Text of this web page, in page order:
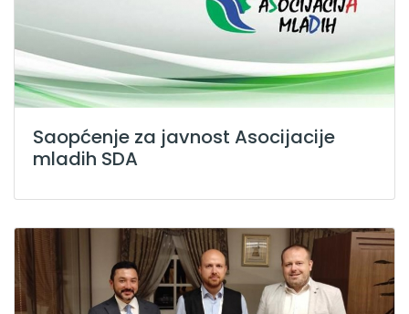
Saopćenje za javnost Asocijacije
mladih SDA